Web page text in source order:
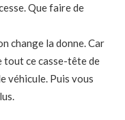
Que faire de
change la donne. Car
tout ce casse-tête de
véhicule. Puis vous